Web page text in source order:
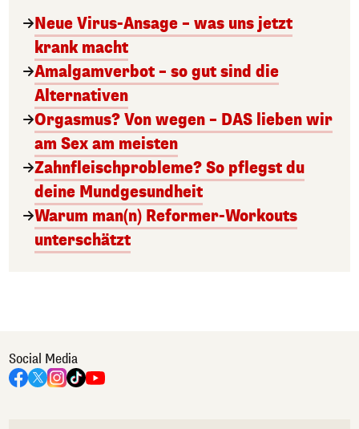
Neue Virus-Ansage – was uns jetzt
krank macht
Amalgamverbot – so gut sind die
Alternativen
Orgasmus? Von wegen – DAS lieben wir
am Sex am meisten
Zahnfleischprobleme? So pflegst du
deine Mundgesundheit
Warum man(n) Reformer-Workouts
unterschätzt
Social Media